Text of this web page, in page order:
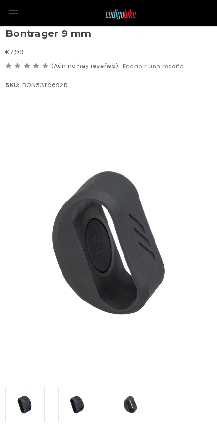
Imán con banda de cadencia
Bontrager 9 mm
€7,99
(Aún no hay reseñas) Escribir una reseña
SKU: BON53119692R